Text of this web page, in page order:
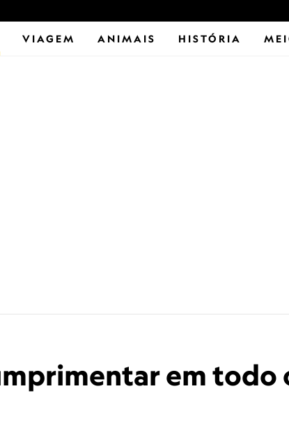
VIAGEM ANIMAIS HISTÓRIA
em todo